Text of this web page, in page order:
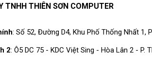
mạnh của Pixverse AI. Để tạo
miễn phí.
đời như
doanh
được
TNHH THIÊN SƠN COMPUTER
: Số 52, Đường D4, Khu Phố Thống Nhất 1,
2: Ô5 DC 75 - KDC Việt Sing - Hòa Lân 2 - P.